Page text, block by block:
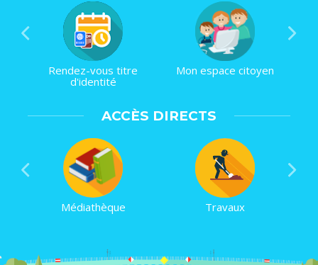
Rendez-vous titre
d'identité
Mon espace citoyen
ACCÈS DIRECTS
Médiathèque Travaux